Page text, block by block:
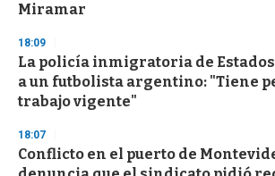
Miramar
18:09
La policía inmigratoria de
a un futbolista argentino: "Tiene
trabajo vigente"
18:07
Conflicto en el puerto de